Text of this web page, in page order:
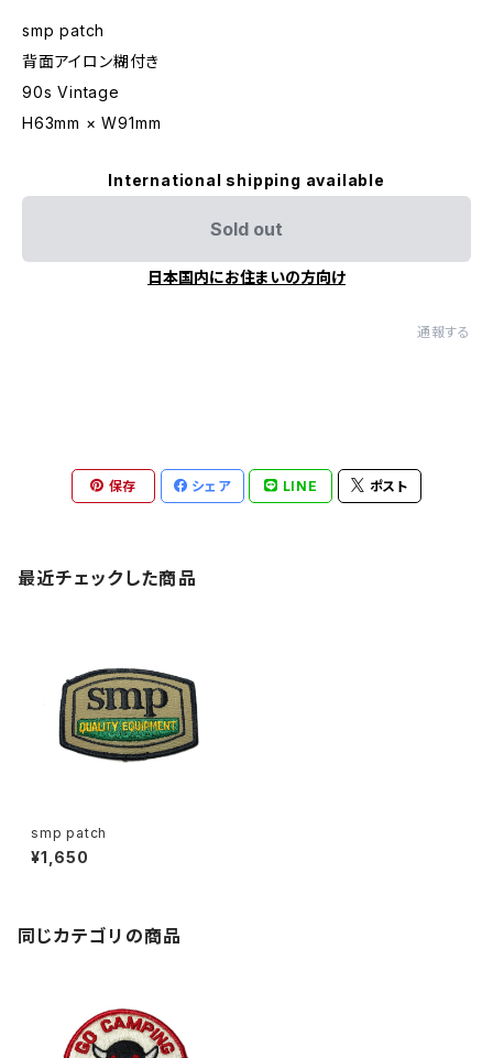
smp patch
背面アイロン糊付き
90s Vintage
H63mm × W91mm
International shipping available
Sold out
日本国内にお住まいの方向け
通報する
保存 シェア LINE ポスト
最近チェックした商品
smp patch
¥1,650
同じカテゴリの商品